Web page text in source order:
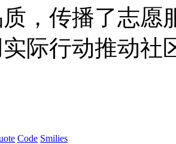
，传播了志愿
际行动推动社
Code Smilies